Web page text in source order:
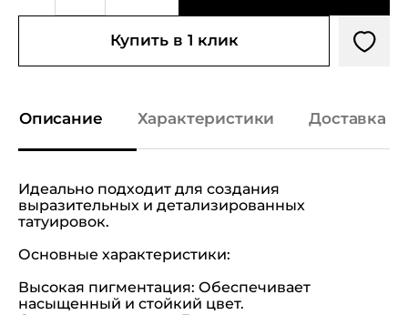
Купить в 1 клик
Описание Характеристики Доставка и
Идеально подходит для создания
выразительных и детализированных
татуировок.
Основные характеристики:
Высокая пигментация: Обеспечивает
насыщенный и стойкий цвет.